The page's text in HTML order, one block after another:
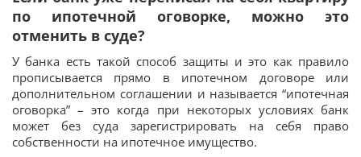
по ипотечной оговорке, можно это
отменить в суде?
У банка есть такой способ защиты и это как правило
прописывается прямо в ипотечном договоре или
дополнительном соглашении и называется “ипотечная
оговорка” – это когда при некоторых условиях банк
может без суда зарегистрировать на себя право
собственности на ипотечное имущество.